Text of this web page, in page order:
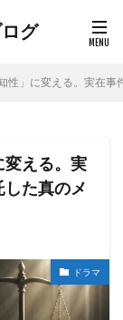
グ
性」に変える。実在
変える。実
た真のメ
ドラマ